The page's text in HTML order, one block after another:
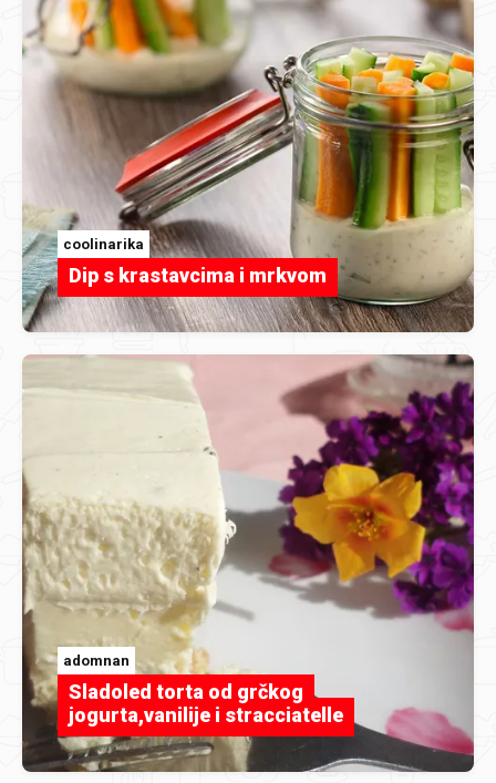
coolinarika
Dip s krastavcima i mrkvom
adomnan
Sladoled torta od grčkog
jogurta,vanilije i stracciatelle